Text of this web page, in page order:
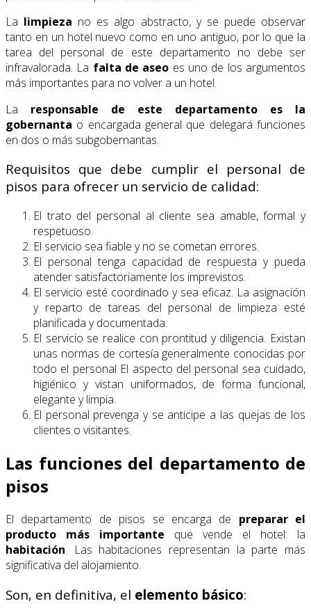
La limpieza no es algo abstracto, y se puede observar
tanto en un hotel nuevo como en uno antiguo, por lo que la
tarea del personal de este departamento no debe ser
infravalorada. La falta de aseo es uno de los argumentos
más importantes para no volver a un hotel.
La responsable de este departamento es la
gobernanta o encargada general que delegará funciones
en dos o más subgobernantas.
Requisitos que debe cumplir el personal de
pisos para ofrecer un servicio de calidad:
El trato del personal al cliente sea amable, formal y
respetuoso.
El servicio sea fiable y no se cometan errores.
El personal tenga capacidad de respuesta y pueda
atender satisfactoriamente los imprevistos.
El servicio esté coordinado y sea eficaz. La asignación
y reparto de tareas del personal de limpieza esté
planificada y documentada.
El servicio se realice con prontitud y diligencia. Existan
unas normas de cortesía generalmente conocidas por
todo el personal El aspecto del personal sea cuidado,
higiénico y vistan uniformados, de forma funcional,
elegante y limpia.
El personal prevenga y se anticipe a las quejas de los
clientes o visitantes.
Las funciones del departamento de
pisos
El departamento de pisos se encarga de preparar el
producto
más importante que vende el hotel: la
habitación. Las habitaciones representan la parte más
significativa del alojamiento.
Son, en definitiva, el elemento básico: